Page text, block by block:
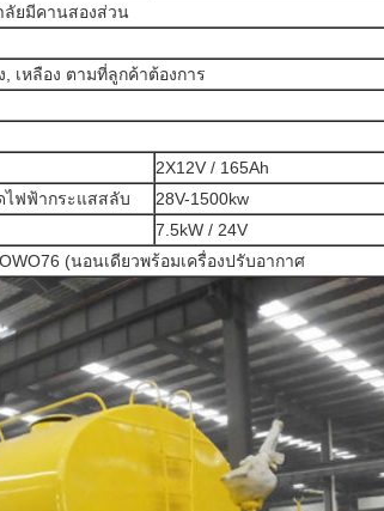
ลัยมีคานสองส่วน
เหลือง ตามที่ลูกค้าต้องการ
2X12V / 165Ah
ไฟฟ้ากระแสสลับ
28V-1500kw
7.5kW / 24V
(นอนเดียวพร้อมเครื่องปรับอากาศ